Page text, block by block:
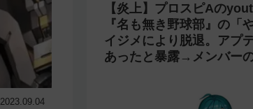
2023.09.04
【炎上】プロスピAの
『名も無き野球部』の「
イジメにより脱退。アプ
あったと暴露→メンバー